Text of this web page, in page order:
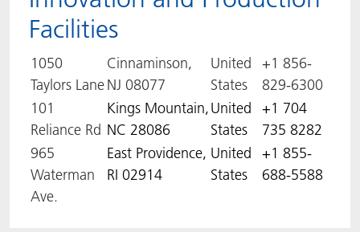
Facilities
1050
Taylors Lane
Cinnaminson,
NJ 08077
United
States
+1 856-
829-6300
101
Reliance Rd
Kings Mountain,
NC 28086
United
States
+1 704
735 8282
965
Waterman
Ave.
East Providence,
RI 02914
United
States
+1 855-
688-5588
ACTNext
BlisterKote
FoodClass
FoodSafe
MotionCoat
Let's ACT
FAQ
ACTEGA Rhenacoat
ACTEGA Schmid Rhyner